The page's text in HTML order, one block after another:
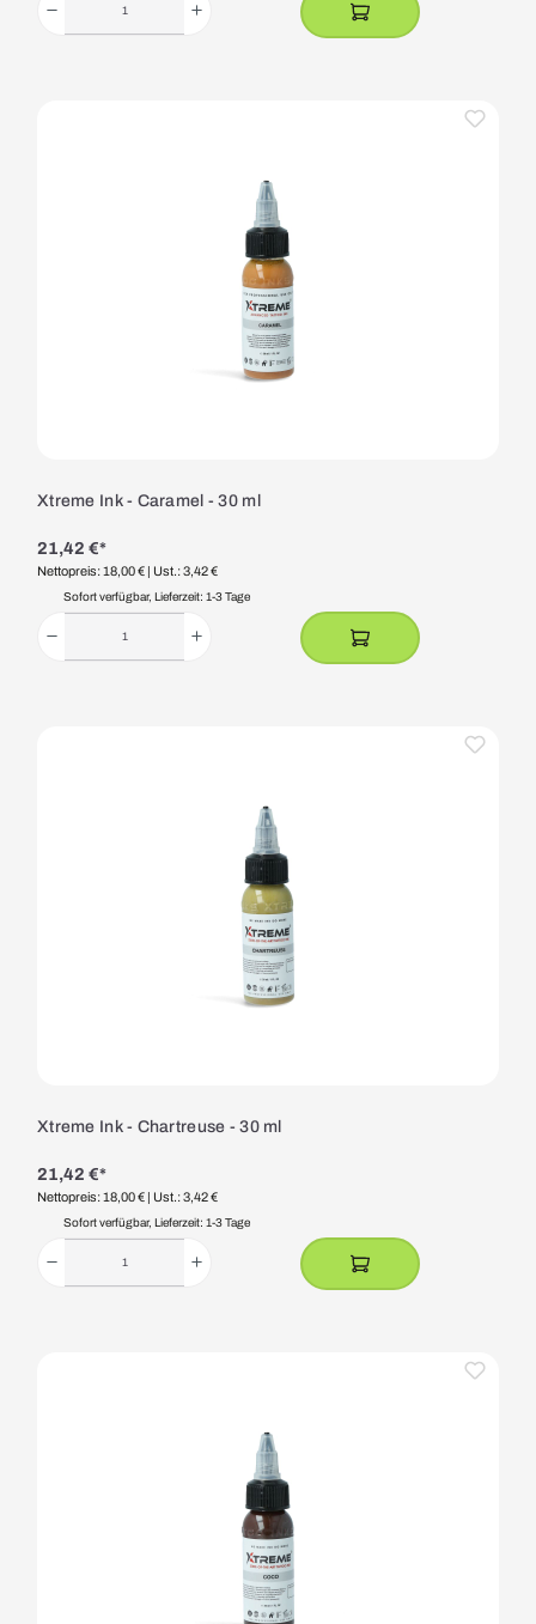
Xtreme Ink - Caramel - 30 ml
21,42 €*
Nettopreis: 18,00 € | Ust.: 3,42 €
Sofort verfügbar, Lieferzeit: 1-3 Tage
Xtreme Ink - Chartreuse - 30 ml
21,42 €*
Nettopreis: 18,00 € | Ust.: 3,42 €
Sofort verfügbar, Lieferzeit: 1-3 Tage